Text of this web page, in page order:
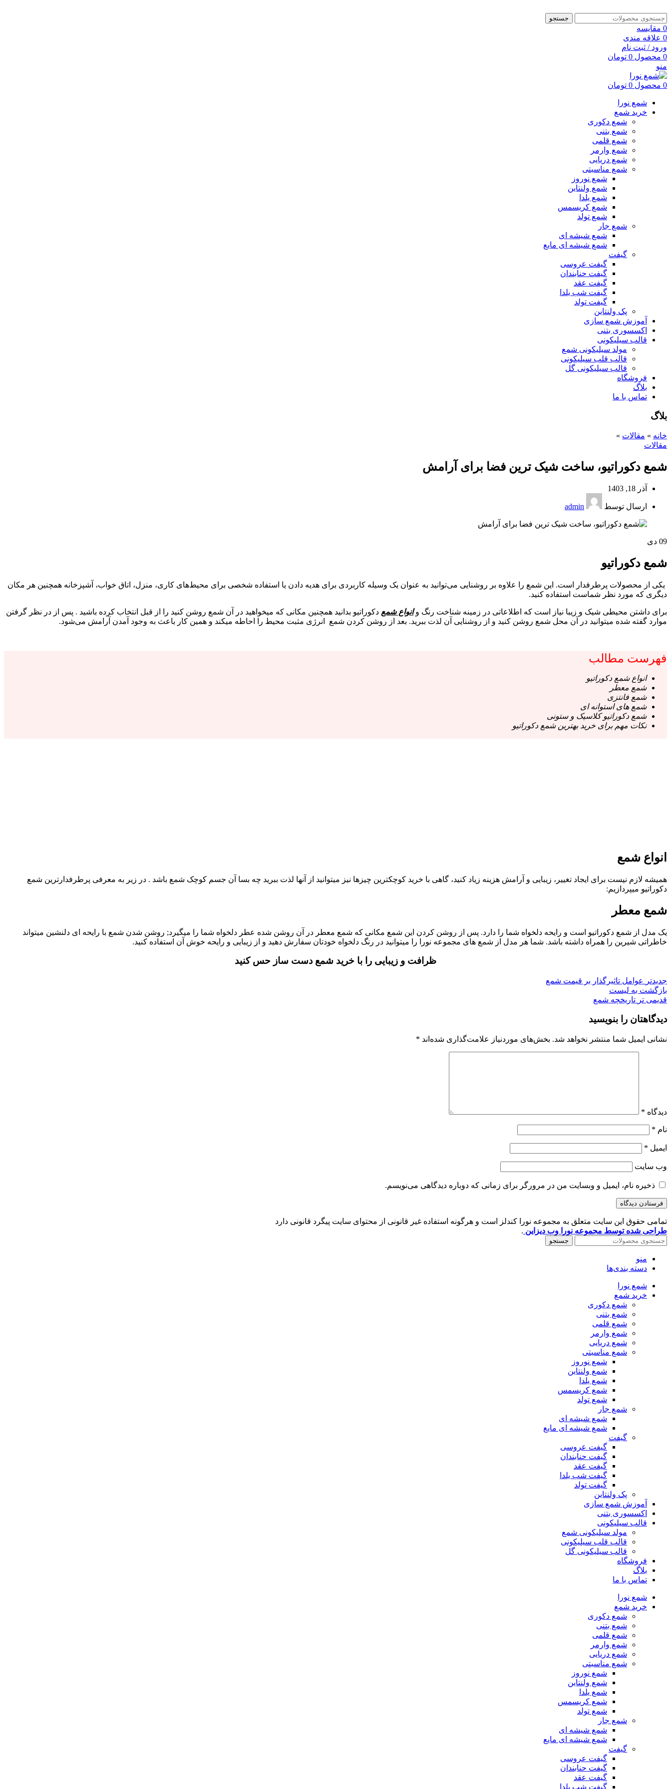
جستجو
0 مقایسه
0 علاقه مندی
ورود / ثبت نام
0 محصول 0 تومان
منو
0 محصول 0 تومان
شمع نورا
خرید شمع
شمع دکوری
شمع بتنی
شمع قلمی
شمع وارمر
شمع دریایی
شمع مناسبتی
شمع نوروز
شمع ولنتاین
شمع یلدا
شمع کریسمس
شمع تولد
شمع جار
شمع شیشه ای
شمع شیشه ای مایع
گیفت
گیفت عروسی
گیفت حنابندان
گیفت عقد
گیفت شب یلدا
گیفت تولد
پک ولنتاین
آموزش شمع سازی
اکسسوری بتنی
قالب سیلیکونی
مولد سیلیکونی شمع
قالب قلب سیلیکونی
قالب سیلیکونی گل
فروشگاه
بلاگ
تماس با ما
بلاگ
خانه » مقالات »
مقالات
شمع دکوراتیو، ساخت شیک ترین فضا برای آرامش
آذر 18, 1403
ارسال توسط admin
09 دی
شمع دکوراتیو
یکی از محصولات پرطرفدار است. این شمع را علاوه بر روشنایی می‌توانید به عنوان یک وسیله کاربردی برای هدیه دادن یا استفاده شخصی برای محیط‌‌های کاری، منزل، اتاق خواب، آشپزخانه همچنین هر مکان
دیگری که مورد نظر شماست استفاده کنید.
برای داشتن محیطی شیک و زیبا نیاز است که اطلاعاتی در زمینه شناخت رنگ و انواع شمع دکوراتیو بدانید همچنین مکانی که میخواهید در آن شمع روشن کنید را از قبل انتخاب کرده باشید . پس از در نظر گرفتن
موارد گفته شده میتوانید در آن محل شمع روشن کنید و از روشنایی آن لذت ببرید. بعد از روشن کردن شمع انرژی مثبت محیط را احاطه میکند و همین کار باعث به وجود آمدن آرامش می‌شود.
فهرست مطالب
انواع شمع دکوراتیو
شمع معطر
شمع فانتزی
شمع های استوانه ای
شمع دکوراتیو کلاسیک و ستونی
نکات مهم برای خرید بهترین شمع دکوراتیو
انواع شمع
همیشه لازم نیست برای ایجاد تغییر، زیبایی و آرامش هزینه زیاد کنید، گاهی با خرید کوچکترین چیزها نیز میتوانید از آنها لذت ببرید چه بسا آن جسم کوچک شمع باشد . در زیر به معرفی پرطرفدارترین شمع
دکوراتیو میپردازیم:
شمع معطر
یک مدل از شمع دکوراتیو است و رایحه‌ دلخواه شما را دارد. پس از روشن کردن این شمع مکانی که شمع معطر در آن روشن شده عطر دلخواه شما را میگیرد; روشن شدن شمع با رایحه ای دلنشین میتواند
خاطراتی شیرین را همراه داشته باشد. شما هر مدل از شمع های مجموعه نورا را میتوانید در رنگ دلخواه خودتان سفارش دهید و از زیبایی و رایحه خوش آن استفاده کنید.
ظرافت و زیبایی را با خرید شمع دست ساز حس کنید
جدیدتر
عوامل تاثیرگذار بر قیمت شمع
بازگشت به لیست
قدیمی تر تاریخچه شمع
دیدگاهتان را بنویسید
نشانی ایمیل شما منتشر نخواهد شد. بخش‌های موردنیاز علامت‌گذاری شده‌اند *
دیدگاه *
نام *
ایمیل *
وب‌ سایت
ذخیره نام، ایمیل و وبسایت من در مرورگر برای زمانی که دوباره دیدگاهی می‌نویسم.
تمامی حقوق این سایت متعلق به مجموعه نورا کندلز است و هرگونه استفاده غیر قانونی از محتوای سایت پیگرد قانونی دارد
طراحی شده توسط مجموعه نورا وب دیزاین .
جستجو
منو
دسته بندی‌ها
شمع نورا
خرید شمع
شمع دکوری
شمع بتنی
شمع قلمی
شمع وارمر
شمع دریایی
شمع مناسبتی
شمع نوروز
شمع ولنتاین
شمع یلدا
شمع کریسمس
شمع تولد
شمع جار
شمع شیشه ای
شمع شیشه ای مایع
گیفت
گیفت عروسی
گیفت حنابندان
گیفت عقد
گیفت شب یلدا
گیفت تولد
پک ولنتاین
آموزش شمع سازی
اکسسوری بتنی
قالب سیلیکونی
مولد سیلیکونی شمع
قالب قلب سیلیکونی
قالب سیلیکونی گل
فروشگاه
بلاگ
تماس با ما
شمع نورا
خرید شمع
شمع دکوری
شمع بتنی
شمع قلمی
شمع وارمر
شمع دریایی
شمع مناسبتی
شمع نوروز
شمع ولنتاین
شمع یلدا
شمع کریسمس
شمع تولد
شمع جار
شمع شیشه ای
شمع شیشه ای مایع
گیفت
گیفت عروسی
گیفت حنابندان
گیفت عقد
گیفت شب یلدا